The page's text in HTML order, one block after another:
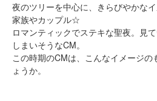
夜のツリーを中心に、きらびやかな
家族やカップル☆
ロマンティックでステキな聖夜。見
しまいそうなCM。
この時期のCMは、こんなイメージの
ょうか。